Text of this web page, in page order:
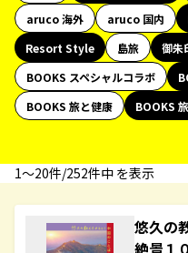
aruco 海外
aruco 国内
Resort Style
島旅 御朱
BOOKS スペシャルコラボ
BOOKS 旅と健康
BOOKS
1〜20件/252件中 を表示
悠久の
絶景１